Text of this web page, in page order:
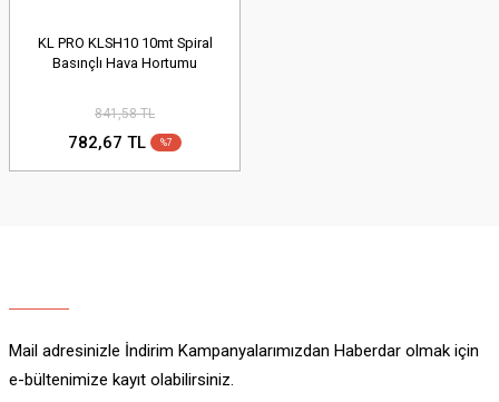
KL PRO KLSH10 10mt Spiral
Basınçlı Hava Hortumu
841,58 TL
782,67 TL %7
Mail adresinizle İndirim Kampanyalarımızdan Haberdar olmak için
e-bültenimize kayıt olabilirsiniz.